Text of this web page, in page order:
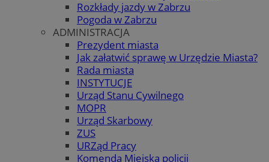
Rozkłady jazdy w Zabrzu
Pogoda w Zabrzu
ADMINISTRACJA
Prezydent miasta
Jak załatwić sprawę w Urzędzie Miasta?
Rada miasta
INSTYTUCJE
Urząd Stanu Cywilnego
MOPR
Urząd Skarbowy
ZUS
URZąd Pracy
Komenda Miejska policji